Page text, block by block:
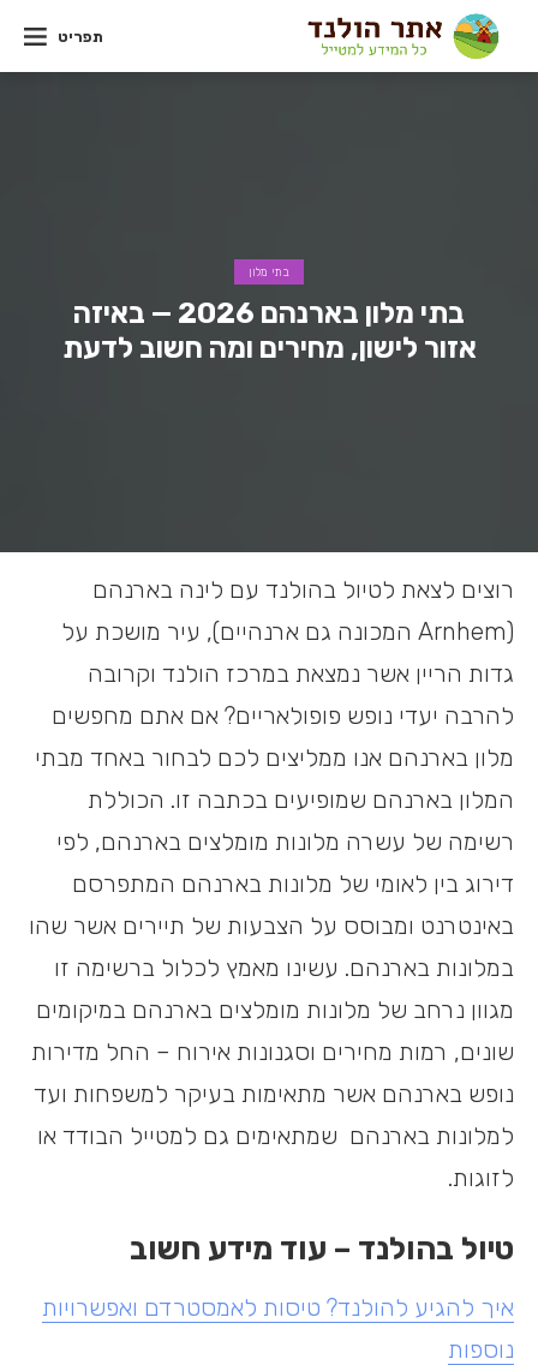
תפריט
בתי מלון
בתי מלון בארנהם 2026 — באיזה
אזור לישון, מחירים ומה חשוב לדעת
רוצים לצאת לטיול בהולנד עם לינה בארנהם
(Arnhem המכונה גם ארנהיים), עיר מושכת על
גדות הריין אשר נמצאת במרכז הולנד וקרובה
להרבה יעדי נופש פופולאריים? אם אתם מחפשים
מלון בארנהם אנו ממליצים לכם לבחור באחד מבתי
המלון בארנהם שמופיעים בכתבה זו. הכוללת
רשימה של עשרה מלונות מומלצים בארנהם, לפי
דירוג בין לאומי של מלונות בארנהם המתפרסם
באינטרנט ומבוסס על הצבעות של תיירים אשר שהו
במלונות בארנהם. עשינו מאמץ לכלול ברשימה זו
מגוון נרחב של מלונות מומלצים בארנהם במיקומים
שונים, רמות מחירים וסגנונות אירוח – החל מדירות
נופש בארנהם אשר מתאימות בעיקר למשפחות ועד
למלונות בארנהם שמתאימים גם למטייל הבודד או
לזוגות.
טיול בהולנד – עוד מידע חשוב
איך להגיע להולנד? טיסות לאמסטרדם ואפשרויות
נוספות